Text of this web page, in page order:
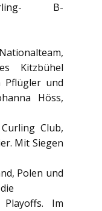
B-
Kitzbühel
Pflügler und
Höss,
Club,
Mit Siegen
Polen und
Im